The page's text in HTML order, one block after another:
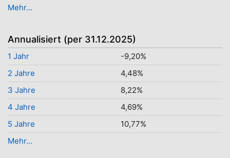
Mehr...
Annualisiert (per 31.12.2025)
1 Jahr
-9,20%
2 Jahre
4,48%
3 Jahre
8,22%
4 Jahre
4,69%
5 Jahre
10,77%
Mehr...